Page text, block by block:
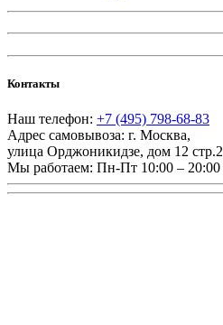
Контакты
Наш телефон: +7 (495) 798-68-83
Адрес самовывоза: г. Москва,
улица Орджоникидзе, дом 12 стр.2
Мы работаем: Пн-Пт 10:00 – 20:00